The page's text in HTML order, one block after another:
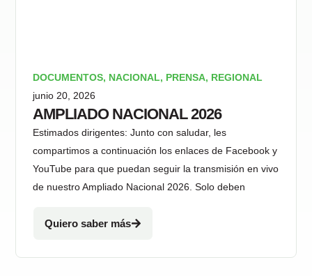
DOCUMENTOS, NACIONAL, PRENSA, REGIONAL
junio 20, 2026
AMPLIADO NACIONAL 2026
Estimados dirigentes: Junto con saludar, les
compartimos a continuación los enlaces de Facebook y
YouTube para que puedan seguir la transmisión en vivo
de nuestro Ampliado Nacional 2026. Solo deben
Quiero saber más